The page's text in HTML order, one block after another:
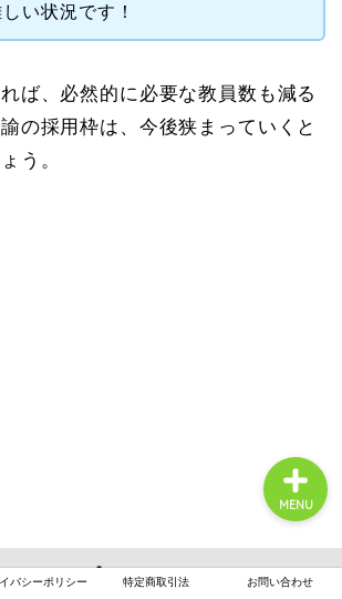
い状況です！
ば、必然的に必要な教員数も減る
の採用枠は、今後狭まっていくと
う。
バシーポリシー 特定商取引法 お問い合わせ
MENU